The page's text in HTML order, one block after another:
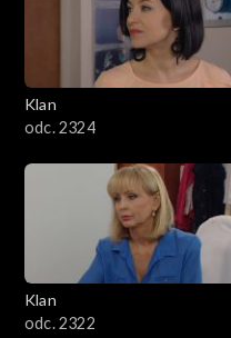
Klan
odc. 2324
Klan
odc. 2322